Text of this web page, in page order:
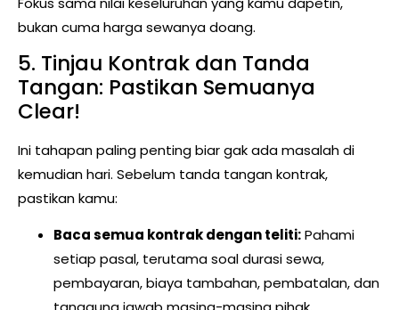
bukan cuma harga sewanya doang.
5. Tinjau Kontrak dan Tanda
Tangan: Pastikan Semuanya
Clear!
Ini tahapan paling penting biar gak ada masalah di
kemudian hari. Sebelum tanda tangan kontrak,
pastikan kamu:
Baca semua kontrak dengan teliti:Pahami
setiap pasal, terutama soal durasi sewa,
pembayaran, biaya tambahan, pembatalan, dan